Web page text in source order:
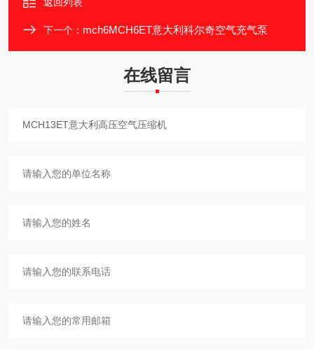
下一个： mch6MCH6ET意大利科尔奇空气充气泵
在线留言